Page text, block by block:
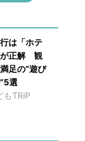
は「ホテ
が正解 観
足の“遊び
選
もTRiP